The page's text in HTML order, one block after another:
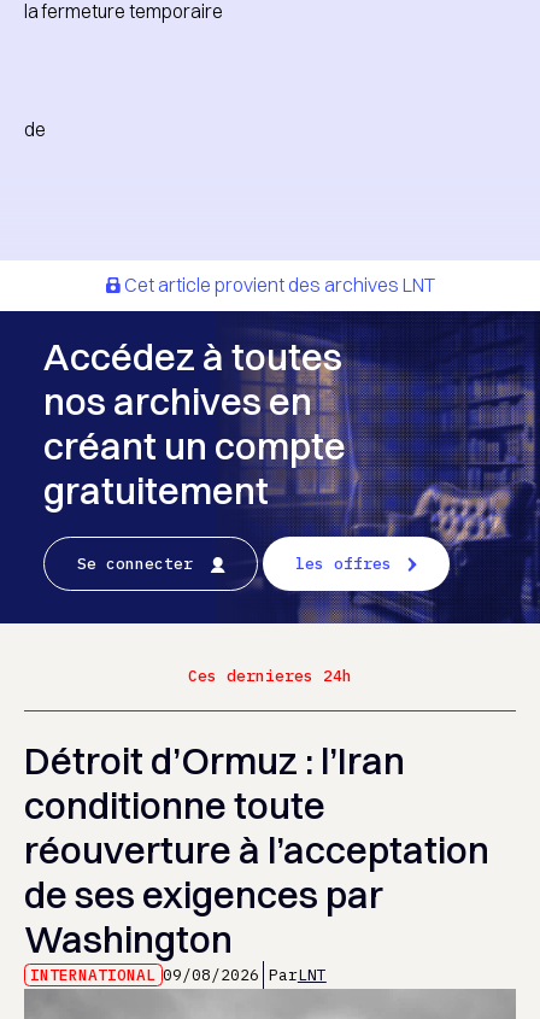
la fermeture temporaire
de
Cet article provient des archives LNT
Accédez à toutes
nos archives en
créant un compte
gratuitement
Se connecter les offres
Ces dernieres 24h
Détroit d’Ormuz : l’Iran
conditionne toute
réouverture à l’acceptation
de ses exigences par
Washington
INTERNATIONAL 09/08/2026 ParLNT